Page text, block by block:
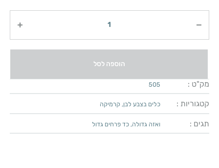
הוספה לסל
מק"ט : 505
קטגוריות : כלים בצבע לבן, קרמיקה
תגים : ואזה גדולה, כד פרחים גדול